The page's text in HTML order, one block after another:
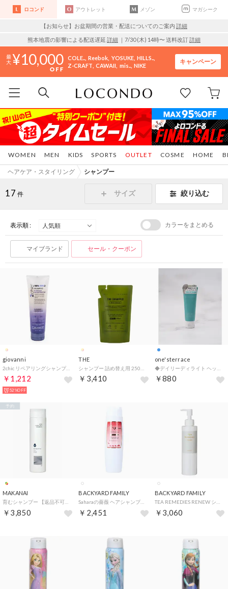
ロコンド アウトレット メゾン マガシーク
【お知らせ】お盆期間の営業・配送についてのご案内 詳細
熊本地震の影響による配送遅延 詳細 ｜7/30 (木) 14時〜 送料改訂詳細
10,000 COLE.. Reebok YOSUKE HILLS..
Z-CRAFT CAWAII mis.. NIKE
キャンペーン
WOMEN MEN KIDS SPORTS COSME HOME
OUTLET
ヘアケア・スタイリング シャンプー
17 件 サイズ 絞り込む
表示順 : カラーをまとめる
マイブランド セール・クーポン
giovanni
￥1,212
52%OFF
THE
￥3,410
one'sterrace
￥880
MAKANAI
￥3,850
予約
BACKYARD FAMILY
￥2,451
BACKYARD FAMILY
￥3,060